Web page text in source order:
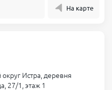
На карте
округ Истра, деревня
27/1, этаж 1